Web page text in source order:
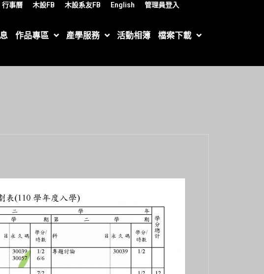
行事曆 木設FB 木設系友FB English 管理員登入
作品專區 產學服務 活動相簿 檔案下載